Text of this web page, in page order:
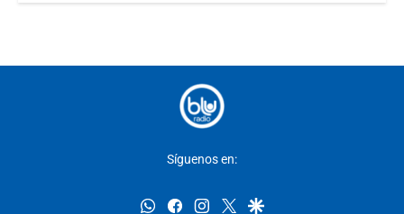
Síguenos en:
whatsappfacebookinstagram
twittergoogle